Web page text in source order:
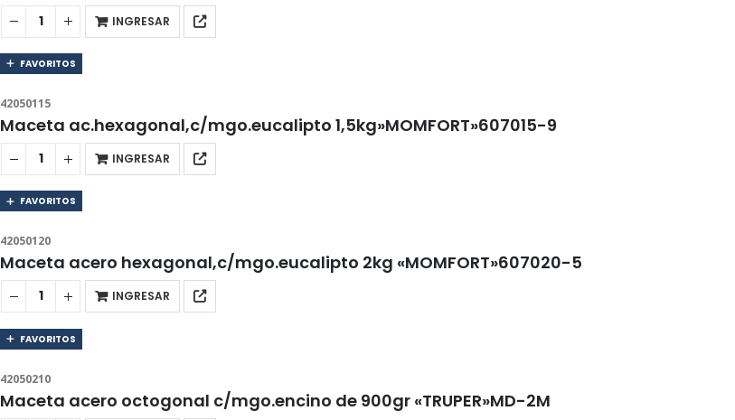
INGRESAR
FAVORITOS
42050115
Maceta ac.hexagonal,c/mgo.eucalipto 1,5kg»MOMFORT»607015-9
INGRESAR
FAVORITOS
42050120
Maceta acero hexagonal,c/mgo.eucalipto 2kg «MOMFORT»607020-5
INGRESAR
FAVORITOS
42050210
Maceta acero octogonal c/mgo.encino de 900gr «TRUPER»MD-2M